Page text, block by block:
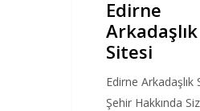
Edirne
Arkadaşlık
Sitesi
Edirne Arkadaşlık
Şehir Hakkında